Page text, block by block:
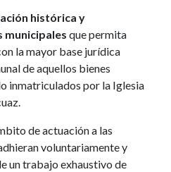
histórica y
municipales que permita
la mayor base jurídica
de aquellos bienes
inmatriculados por la Iglesia
de actuación a las
voluntariamente y
un trabajo exhaustivo de